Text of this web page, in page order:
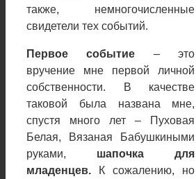
также, немногочисленные
свидетели тех событий.
Первое событие – это
вручение мне первой личной
собственности. В качестве
таковой была названа мне,
спустя много лет – Пуховая
Белая, Вязаная Бабушкиными
руками, шапочка для
младенцев. К сожалению, но